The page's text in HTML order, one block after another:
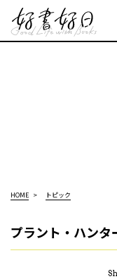
HOME トピック
プラント・ハンタ